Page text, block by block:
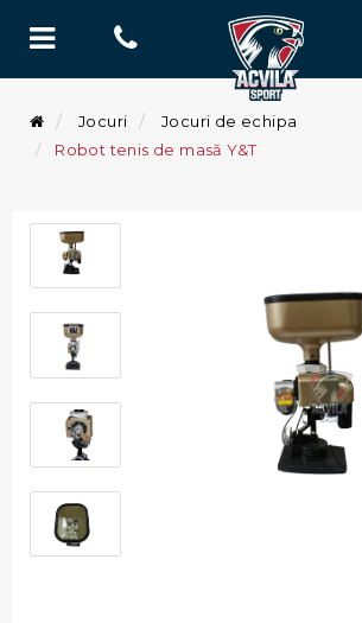
Jocuri
Jocuri de echipa
Robot tenis de masă Y&T